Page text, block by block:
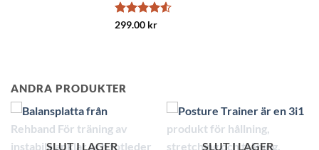
Betygsatt
299.00 kr
ANDRA PRODUKTER